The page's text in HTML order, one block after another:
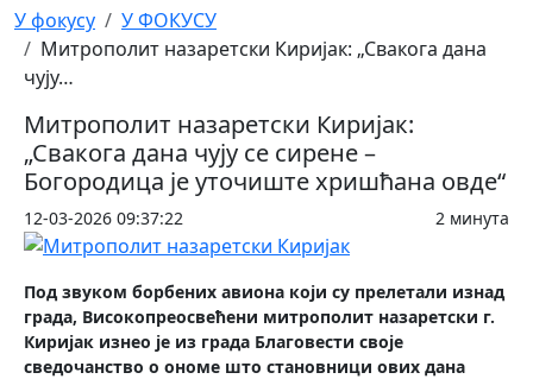
Breadcrumb
У фокусу
У ФОКУСУ
Митрополит назаретски Киријак: „Свакога дана
чују…
Митрополит назаретски Киријак:
„Свакога дана чују се сирене –
Богородица је уточиште хришћана овде“
12-03-2026 09:37:22 2 минута
Под звуком борбених авиона који су прелетали изнад
града, Високопреосвећени митрополит назаретски г.
Киријак изнео је из града Благовести своје
сведочанство о ономе што становници ових дана